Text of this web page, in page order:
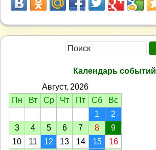
Календарь событий
Август, 2026
Пн
Вт Ср Чт Пт Сб
Вс
1
2
3
4 5 6 7 8
9
10
11 12 13 14 15
16